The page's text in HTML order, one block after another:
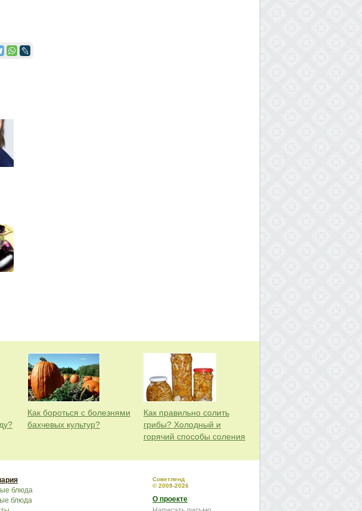
Как бороться с болезнями
бахчевых культур?
Как правильно солить
грибы? Холодный и
горячий способы соления
блюда
блюда
Советленд
© 2009-2026
О проекте